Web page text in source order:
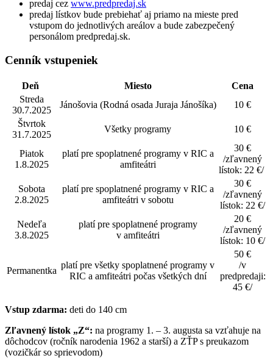
predaj cez www.predpredaj.sk
predaj lístkov bude prebiehať aj priamo na mieste pred
vstupom do jednotlivých areálov a bude zabezpečený
personálom predpredaj.sk.
Cenník vstupeniek
Deň Miesto
Cena
Streda
30.7.2025
Jánošovia (Rodná osada Juraja Jánošíka)
10 €
Štvrtok
31.7.2025
Všetky programy 10 €
Piatok
1.8.2025
platí pre spoplatnené programy v RIC a
amfiteátri
30 €
/zľavnený
lístok: 22 €/
Sobota
2.8.2025
platí pre spoplatnené programy v RIC a
amfiteátri v sobotu
30 €
/zľavnený
lístok: 22 €/
Nedeľa
3.8.2025
platí pre spoplatnené programy
v amfiteátri
20 €
/zľavnený
lístok: 10 €/
Permanentka
platí pre všetky spoplatnené programy v
RIC a amfiteátri počas všetkých dní
50 €
/v
predpredaji:
45 €/
Vstup zdarma: deti do 140 cm
Zľavnený lístok „Z“: na programy 1. – 3. augusta sa vzťahuje na
dôchodcov (ročník narodenia 1962 a starší) a ZŤP s preukazom
(vozičkár so sprievodom)